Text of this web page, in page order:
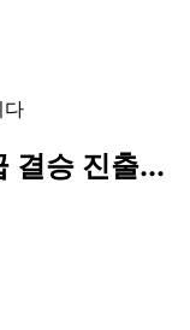
다
결승 진출...